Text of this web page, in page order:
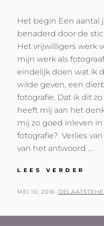
Het begin Een aantal
benaderd door de
Het vrijwilligers werk
mijn werk als
eindelijk doen wat ik
wilde geven, een
fotografie. Dat ik dit
heeft mij aan het
mij zo goed inleven
fotografie? Verlies
van het antwoord …
LEES VERDER
IK
GEPLAATST
MEI 10, 2016 BY